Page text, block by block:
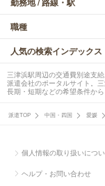
職種
人気の検索インデックス
三津浜駅周辺の交通費別途支
派遣会社のポータルサイト。
長期・短期などの希望条件か
派遣TOP 中国・四国 愛媛
個人情報の取り扱いにつ
ヘルプ・お問い合わせ